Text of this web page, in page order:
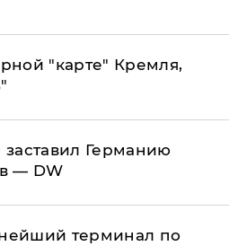
"карте" Кремля,
Германию
— DW
терминал по